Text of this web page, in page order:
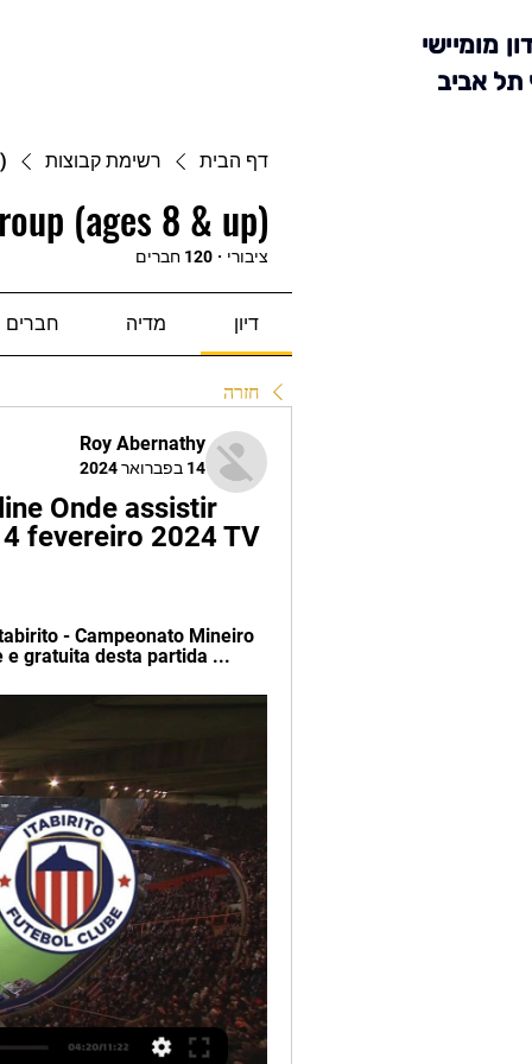
מומיישי
תל אביב
דף הבית רשימת קבוצות
(ages 8 & up)
ציבורי · 120 חברים
דיון מדיה חברים
חזרה
Roy Abernathy
14 בפברואר 2024
Onde assistir
fevereiro 2024 TV
- Campeonato Mineiro
gratuita desta partida ...